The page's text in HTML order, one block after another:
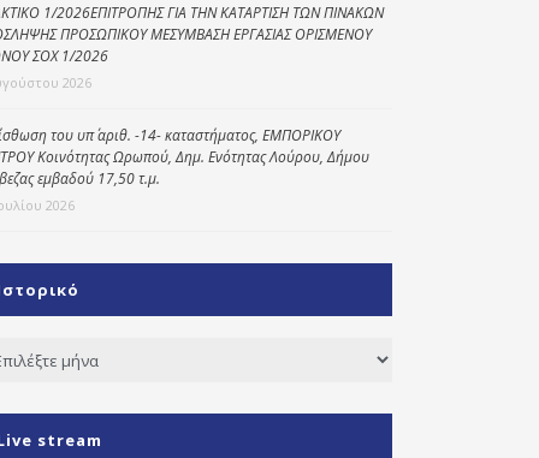
1/2026ΕΠΙΤΡΟΠΗΣ ΓΙΑ ΤΗΝ ΚΑΤΑΡΤΙΣΗ ΤΩΝ ΠΙΝΑΚΩΝ
ΠΡΟΣΩΠΙΚΟΥ ΜΕΣΥΜΒΑΣΗ ΕΡΓΑΣΙΑΣ ΟΡΙΣΜΕΝΟΥ
ΣΟΧ 1/2026
2026
του υπ΄ αριθ. -14- καταστήματος, ΕΜΠΟΡΙΚΟΥ
Κοινότητας Ωρωπού, Δημ. Ενότητας Λούρου, Δήμου
εμβαδού 17,50 τ.μ.
2026
stream